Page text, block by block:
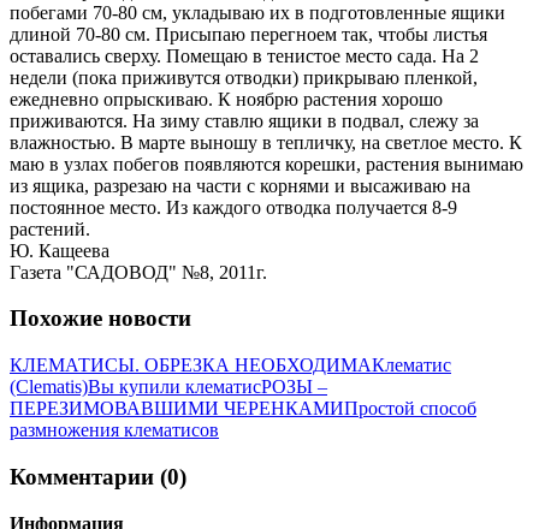
побегами 70-80 см, укладываю их в подготовленные ящики
длиной 70-80 см. Присыпаю перегноем так, чтобы листья
оставались сверху. Помещаю в тенистое место сада. На 2
недели (пока приживутся отводки) прикрываю пленкой,
ежедневно опрыскиваю. К ноябрю растения хорошо
приживаются. На зиму ставлю ящики в подвал, слежу за
влажностью. В марте выношу в тепличку, на светлое место. К
маю в узлах побегов появляются корешки, растения вынимаю
из ящика, разрезаю на части с корнями и высаживаю на
постоянное место. Из каждого отводка получается 8-9
растений.
Ю. Кащеева
Газета "САДОВОД" №8, 2011г.
Похожие новости
КЛЕМАТИСЫ. ОБРЕЗКА НЕОБХОДИМАКлематис
(Clematis)Вы купили клематисРОЗЫ –
ПЕРЕЗИМОВАВШИМИ ЧЕРЕНКАМИПростой способ
размножения клематисов
Комментарии (0)
Информация